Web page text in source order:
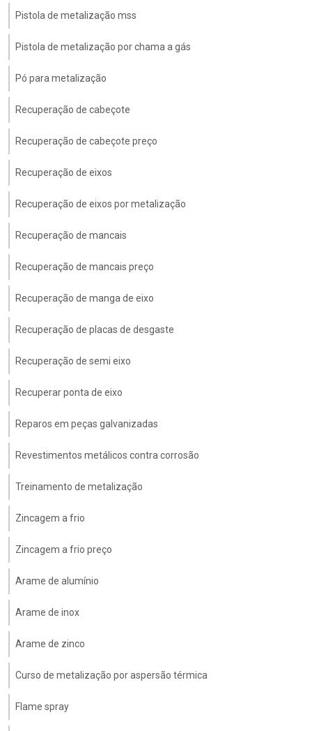
Pistola de metalização mss
Pistola de metalização por chama a gás
Pó para metalização
Recuperação de cabeçote
Recuperação de cabeçote preço
Recuperação de eixos
Recuperação de eixos por metalização
Recuperação de mancais
Recuperação de mancais preço
Recuperação de manga de eixo
Recuperação de placas de desgaste
Recuperação de semi eixo
Recuperar ponta de eixo
Reparos em peças galvanizadas
Revestimentos metálicos contra corrosão
Treinamento de metalização
Zincagem a frio
Zincagem a frio preço
Arame de alumínio
Arame de inox
Arame de zinco
Curso de metalização por aspersão térmica
Flame spray